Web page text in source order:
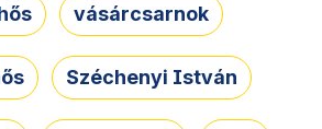
vásárcsarnok
Széchenyi István